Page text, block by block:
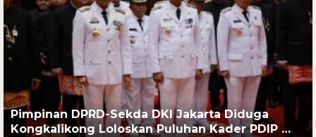
Pimpinan DPRD-Sekda DKI Jakarta Diduga
Kongkalikong Loloskan Puluhan Kader PDIP …